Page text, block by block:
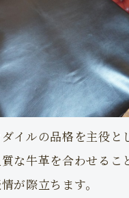
イルの品格を主役と
な牛革を合わせるこ
が際立ちます。